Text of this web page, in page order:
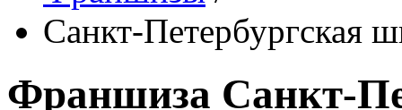
Санкт-Петербургская
Франшиза Санкт-